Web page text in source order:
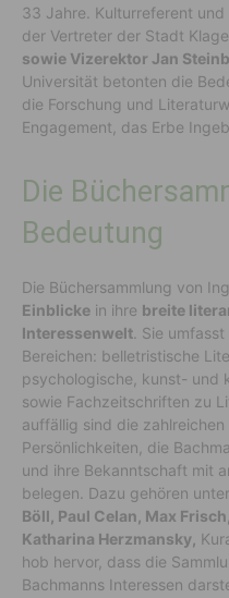
33 Jahre. Kulturreferent
der Vertreter der Stadt
sowie Vizerektor Jan
Universität betonten die
die Forschung und
Engagement, das Erbe
Die
Bedeutung
Die Büchersammlung von
Einblicke in ihre breite
Interessenwelt . Sie
Bereichen: belletristische
psychologische, kunst- und
sowie Fachzeitschriften zu
auffällig sind die
Persönlichkeiten, die
und ihre Bekanntschaft mit
belegen. Dazu gehören
Böll, Paul Celan, Max
Katharina Herzmansky,
hob hervor, dass die
Bachmanns Interessen